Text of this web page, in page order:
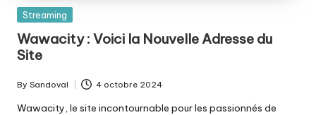
Posted
Streaming
Wawacity : Voici la Nouvelle Adresse du
Site
Posted
by
By Sandoval 4 octobre 2024
Wawacity, le site incontournable pour les passionnés de